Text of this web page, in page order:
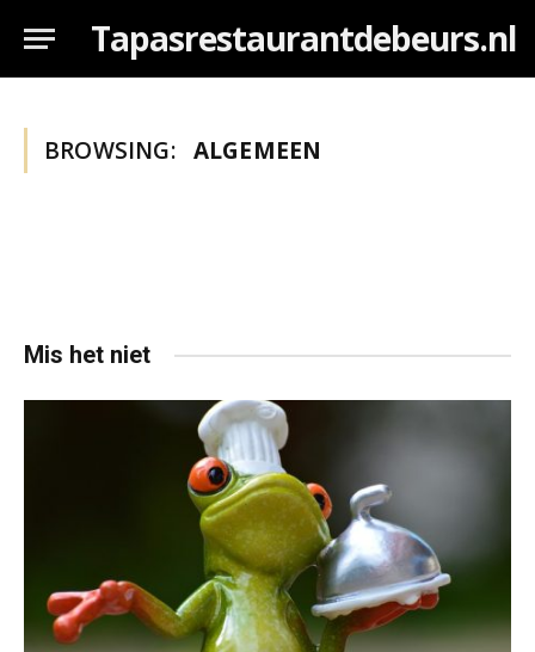
Tapasrestaurantdebeurs.nl
BROWSING: ALGEMEEN
Mis het niet